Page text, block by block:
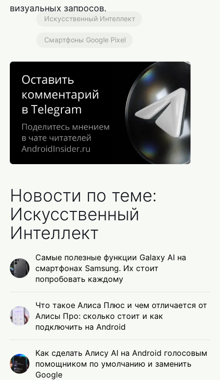
визуальных запросов.
Искусственный Интеллект
Смартфоны Google Pixel
Новости по теме:
Искусственный
Интеллект
Самые полезные функции Galaxy AI на
смартфонах Samsung. Их стоит
попробовать каждому
Что такое Алиса Плюс и чем отличается от
Алисы Про: сколько стоит и как
подключить на Android
Как сделать Алису AI на Android голосовым
помощником по умолчанию и заменить
Google